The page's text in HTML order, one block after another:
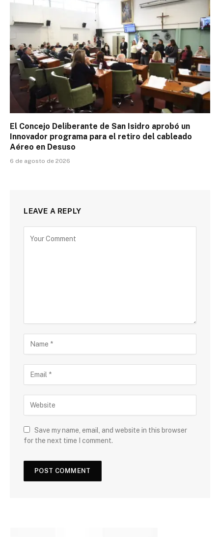
El Concejo Deliberante de San Isidro aprobó un
Innovador programa para el retiro del cableado
Aéreo en Desuso
6 de agosto de 2026
LEAVE A REPLY
Save my name, email, and website in this browser
for the next time I comment.